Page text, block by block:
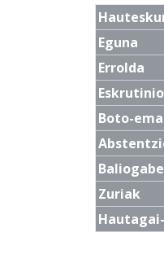
Eguna
Errolda
Boto-
Zuriak